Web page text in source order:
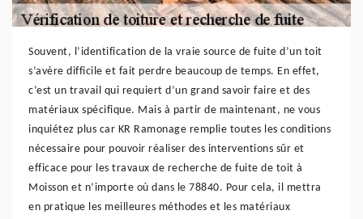
Souvent, l’identification de la vraie source de fuite d’un toit
s’avère difficile et fait perdre beaucoup de temps. En effet,
c’est un travail qui requiert d’un grand savoir faire et des
matériaux spécifique. Mais à partir de maintenant, ne vous
inquiétez plus car KR Ramonage remplie toutes les conditions
nécessaire pour pouvoir réaliser des interventions sûr et
efficace pour les travaux de recherche de fuite de toit à
Moisson et n’importe où dans le 78840. Pour cela, il mettra
en pratique les meilleures méthodes et les matériaux